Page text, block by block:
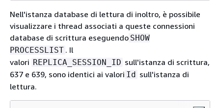
Nell'istanza database di lettura di inoltro, è possibile
visualizzare i thread associati a queste connessioni
database di scrittura eseguendo SHOW
PROCESSLIST . Il
valori REPLICA_SESSION_ID sull'istanza di scrittura,
637 e 639, sono identici ai valori Id sull'istanza di
lettura.